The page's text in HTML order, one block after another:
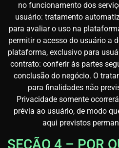
no funcionamento dos
usuário: tratamento
para avaliar o uso na
permitir o acesso do usuário a
plataforma, exclusivo para
contrato: conferir às partes
conclusão do negócio. O
para finalidades não
Privacidade somente
prévia ao usuário, de modo
aqui previstos
SEÇÃO 4 – POR